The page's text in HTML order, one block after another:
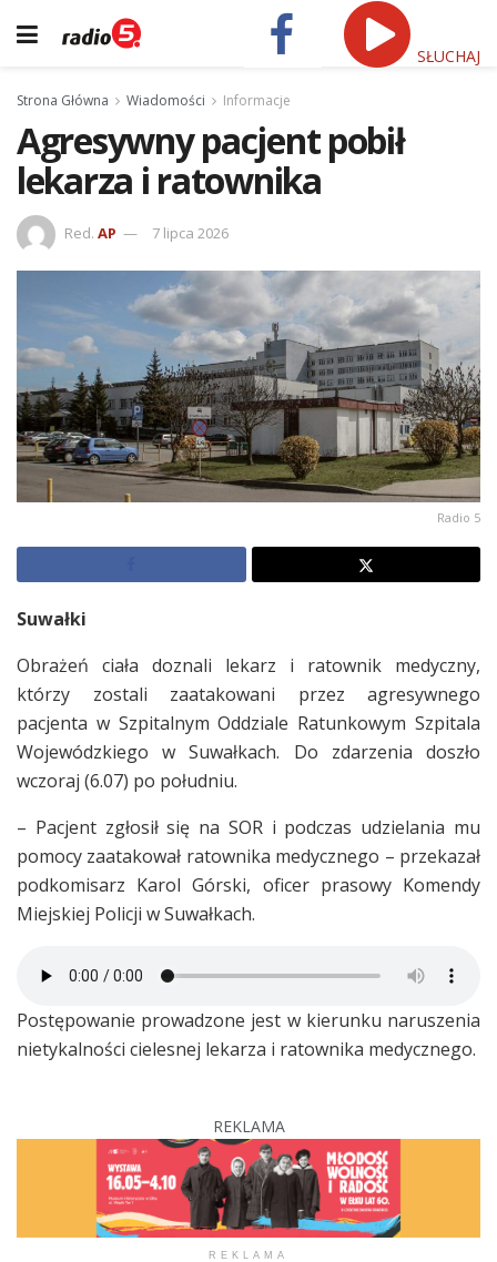
SŁUCHAJ
Strona Główna Wiadomości Informacje
Agresywny pacjent pobił
lekarza i ratownika
Red. AP 7 lipca 2026
Radio 5
Suwałki
Obrażeń ciała doznali lekarz i ratownik medyczny,
którzy zostali zaatakowani przez agresywnego
pacjenta w Szpitalnym Oddziale Ratunkowym Szpitala
Wojewódzkiego w Suwałkach. Do zdarzenia doszło
wczoraj (6.07) po południu.
– Pacjent zgłosił się na SOR i podczas udzielania mu
pomocy zaatakował ratownika medycznego – przekazał
podkomisarz Karol Górski, oficer prasowy Komendy
Miejskiej Policji w Suwałkach.
Postępowanie prowadzone jest w kierunku naruszenia
nietykalności cielesnej lekarza i ratownika medycznego.
REKLAMA
REKLAMA